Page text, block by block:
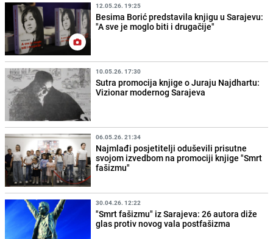
12.05.26. 19:25
Besima Borić predstavila knjigu u Sarajevu:
"A sve je moglo biti i drugačije"
10.05.26. 17:30
Sutra promocija knjige o Juraju Najdhartu:
Vizionar modernog Sarajeva
06.05.26. 21:34
Najmlađi posjetitelji oduševili prisutne
svojom izvedbom na promociji knjige "Smrt
fašizmu"
30.04.26. 12:22
"Smrt fašizmu" iz Sarajeva: 26 autora diže
glas protiv novog vala postfašizma